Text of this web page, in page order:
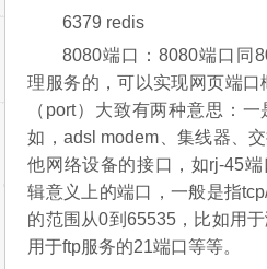
6379 redis
8080端口：8080端口同
理服务的，可以实现网页端
（port）大致有两种意思：
如，adsl modem、集线器、
他网络设备的接口，如rj-45
辑意义上的端口，一般是指
的范围从0到65535，比如用
用于ftp服务的21端口等等。